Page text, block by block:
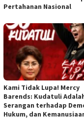
Pertahanan Nasional
Kami Tidak Lupa! Mercy
Barends: Kudatuli
Serangan terhadap
Hukum, dan